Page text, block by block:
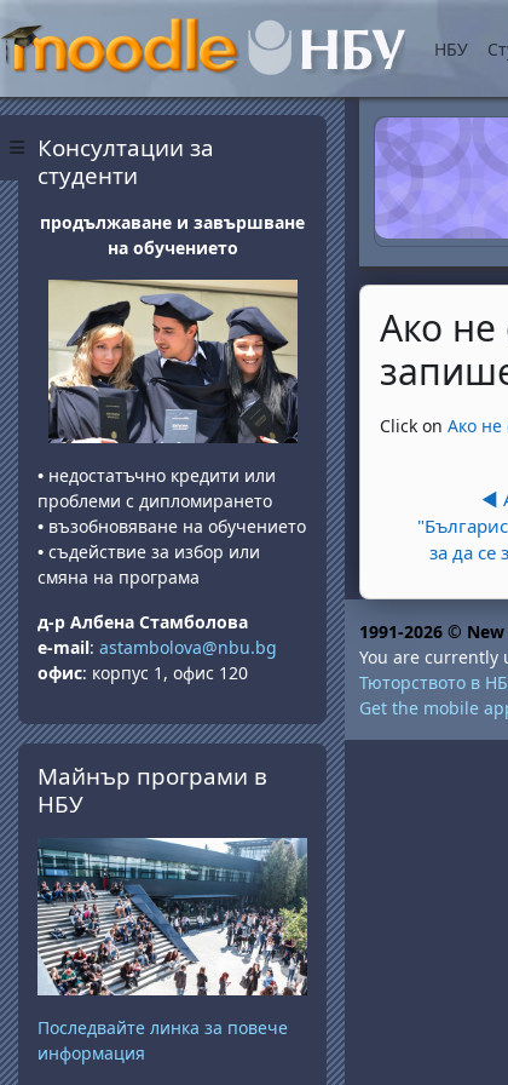
Side panel
НБУ
Ако не
Completion
Click on Ако не
◀︎
за да се
Blocks
Консултации за
студенти
продължаване и завършване
на обучението
• недостатъчно кредити или
проблеми с дипломирането
• възобновяване на обучението
• съдействие за избор или
смяна на програма
д-р Албена Стамболова
e-mail: astambolova@nbu.bg
офис: корпус 1, офис 120
Skip Майнър програми в НБУ
Майнър програми в
НБУ
Последвайте линка за повече
информация
1991-2026 ©
You are currently
Тюторството в
Get the mobile